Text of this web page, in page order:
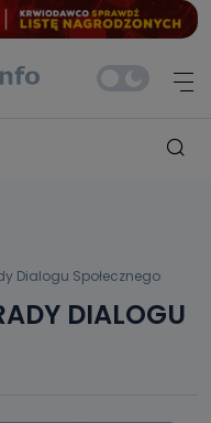
Dialogu Społecznego
DIALOGU